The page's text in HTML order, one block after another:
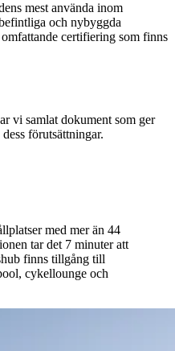
mest använda inom
och nybyggda
certifiering som finns
vi samlat dokument som ger
förutsättningar.
med mer än 44
tar det 7 minuter att
finns tillgång till
cykellounge och